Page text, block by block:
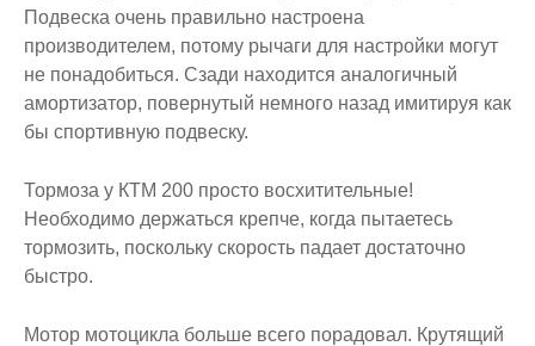
Подвеска очень правильно настроена
производителем, потому рычаги для настройки могут
не понадобиться. Сзади находится аналогичный
амортизатор, повернутый немного назад имитируя как
бы спортивную подвеску.
Тормоза у КТМ 200 просто восхитительные!
Необходимо держаться крепче, когда пытаетесь
тормозить, поскольку скорость падает достаточно
быстро.
Мотор мотоцикла больше всего порадовал. Крутящий